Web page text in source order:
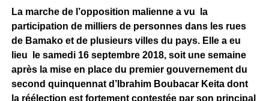
La marche de l’opposition malienne a vu la
participation de milliers de personnes dans les rues
de Bamako et de plusieurs villes du pays. Elle a eu
lieu le samedi 16 septembre 2018, soit une semaine
après la mise en place du premier gouvernement du
second quinquennat d’Ibrahim Boubacar Keita dont
la réélection est fortement contestée par son principal